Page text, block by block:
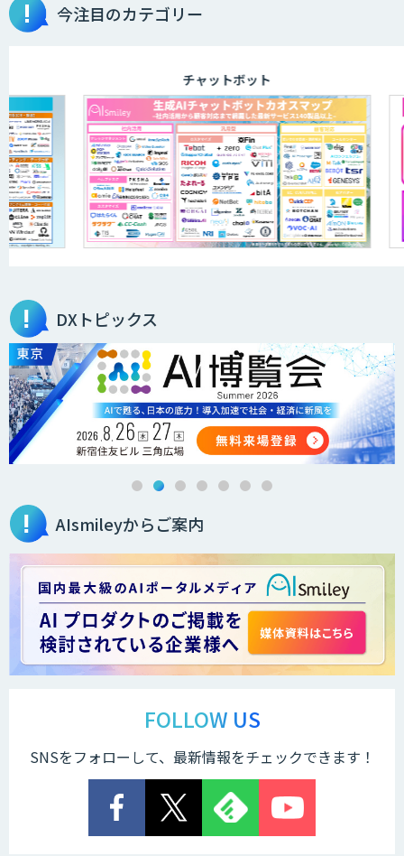
今注目のカテゴリー
チャットボット
DXトピックス
AIsmileyからご案内
FOLLOW US
SNSをフォローして、最新情報をチェックできます！